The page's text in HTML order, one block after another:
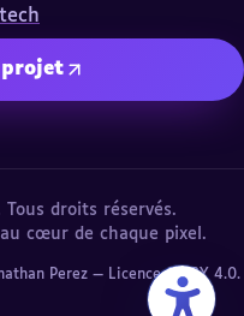
projet
Tous droits réservés.
cœur de chaque pixel.
Perez — Licence CC BY 4.0.